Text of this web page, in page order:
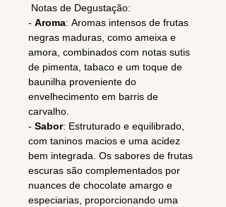
Notas de Degustação:
- Aroma: Aromas intensos de frutas
negras maduras, como ameixa e
amora, combinados com notas sutis
de pimenta, tabaco e um toque de
baunilha proveniente do
envelhecimento em barris de
carvalho.
- Sabor: Estruturado e equilibrado,
com taninos macios e uma acidez
bem integrada. Os sabores de frutas
escuras são complementados por
nuances de chocolate amargo e
especiarias, proporcionando uma